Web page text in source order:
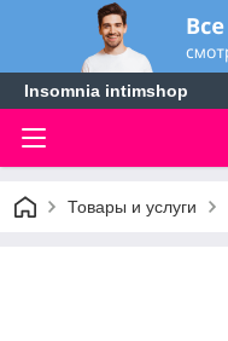
Insomnia intimshop
Товары и услуги